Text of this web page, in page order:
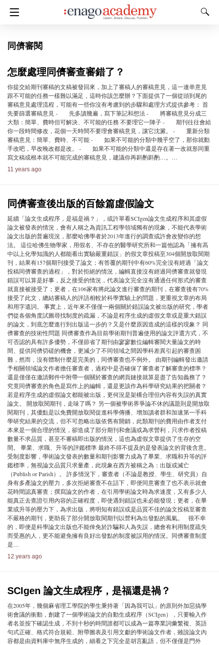
同儕審閱
怎麼處理同儕審查審錯了？
你提交給期刊審稿的文稿被發回來，加上了審稿人的審稿意見，這一連串意見
跟不可能的任務一樣難以滿足，這時你該怎麼辦？下面提供了一個從頭到尾的
審稿意見處理流程，可能有一些你沒有考慮到的步驟和處理方式提供參考： 首
先要篩選審稿意見 - 先多讀幾遍，寫下筆記和想法 - 將審稿意見分成三
大類：簡單、費時但可解決、不可能的任務 不要理它一陣子 - 期刊往往會給
你一段時間修改，花個一天時間不要理會審稿意見，讓它沈澱。 - 重新分類
審稿意見：簡單、費時、不可能 - 如果不可能的分類中幾乎空了，那你就動
手改吧，早改晚改都是改。 - 如果不可能的分類中還是存在著一改就形同重
寫文稿或根本就不可能完成的審稿意見，建議你再斟酌斟酌…。…
11 years ago
同儕審查後出版的百餘篇虛假論文
延續「論文生成程序，是福是禍？」，或許單看SCIgen論文生成程序和其虛假
論文被發表的情況，會有人稱之為資訊工程學領域獨有的現象，不能代表學術
論文出版的普遍現況，那麼哈佛學者於2013年進行的調查或許會改變你的想
法。 這位哈佛生物學家，用假名、不存在的醫學研究所和一篇他認為「擁有高
中以上化學知識的人都能看出實驗嚴重錯誤」的假文章投稿至304個開放取閱期
刊，結果有157個期刊接受了論文；有答覆的期刊中有60%完全沒有經過「論文
投稿同儕審查的過程」，對於拒絕的情況，編輯直接沒有經過同儕審查就發現
錯誤可以算是好事，反之接受的情況，代表論文完全沒有通過任何形式的審查
就直接被接受了；更者，在106家有將此論文進行審查的期刊，在審查後有70%
接受了此文，總結審稿人的評語相較於科學實驗上的問題，更重視文章的布局
和用字遣詞。 事實上，近年來不僅僅一兩個關於錯誤論文被出版的研究，學者
們從各個角度試圖尋找制度的疏漏，不論是程序生成的虛假文章或是重大錯誤
的論文，到底怎麼進行到出版這一步的？又是什麼原因造成的這樣的現象？ 同
儕審查的技術性問題 同儕審查作為目前學術期刊普遍使用的論文評選方式，不
可否認的具有許多優勢，不僅節省了期刊由寥寥數位編輯審閱大量論文的時
間、提供同儕切磋的機會，更減少了不同領域之間因學科差異引起的審查困
難，然而，沒有體制什麼是完美的，同儕審查也不例外。 由期刊編輯發出邀請
予相關領域論文作者擔任審查者，過程中是否確保了審查者了解審查的標準？
還是僅僅在邀請郵件中附帶一個關於審查的網頁鏈接就算是盡了告知義務了？
究竟同儕審查的角色是寫作上的編輯，還是更該作為科學研究結果的把關者？
若是程序生成的虛假論文都能被出版，更何況是架構合理但內容有失誤的真實
論文。 開放取閱期刊，走味了嗎？ 另一個被學術界爭論不休的議題則是開放取
閱期刊，其優點是以免費開放取閱促進科學傳播、增加讀者群和加速第一手科
學研究結果的交流，但不可忽略出版依舊有開銷，此類期刊的費用由作者支付
本來是一個合理的情況，卻造成了部分期刊和會議或為求營利，只求作者投稿
數量不求品質，甚至不審稿即出版的情況，這也為虛假文章提供了生存的空
間。 畢業、求職、升等的評鑑標準 最終不得不提及的是發表論文的背後含意。
受制度影響，學術論文發表的數量和期刊影響力成為了畢業、求職和升等的評
鑑標準，無視論文品質只求量產，此現象在西方被稱之為：出版或滅亡
（Publish or Parish）。 許多情況下，審查者（不論是教授、學生、研究員）自
身有多產論文的壓力，多次拒絕審查不在話下，即便同意審查了也不表示就會
花時間認真審查；撰寫論文的作者，在引用學術論文時為求速度，又有多少人
能真正去查證引用內容的正確程度，即使遇到錯誤也未必能發現；更者，在畢
業或升等的壓力下，為求出版，將明知有錯誤或是品質不佳的論文投稿至審查
不嚴格的期刊，更助長了部分開放取閱期刊以營利為出發點的風氣。 很不幸
的，即便是科學論文出版也不能倖免於詐騙和人為失誤，總會有利用制度疏失
而受惠的人，更不能避免擁有良好出發點的制度被誤用的情況。同儕審查制度
是…
12 years ago
SCIgen 論文生成程序，是福還是禍？
在2005年，幾個麻省理工學院的學生秉持著「因為我可以」的原則外加惡搞學
術會議的衝動，創建了一個學術論文的自動生成程序（SCIgen），只要輸入作
者名並按下確認生成，不到十秒的時間誰都可以成為一篇專業詞彙繁複、英語
句式正確、格式符合規範、附帶圖表及引用文獻的學術論文作者，雖說論文內
容都是由資料庫中無序生成的，細看之下完全是胡言亂語，但不僅僅是門外